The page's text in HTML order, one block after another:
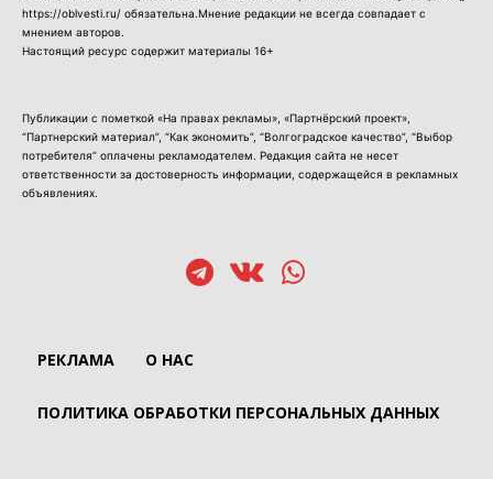
https://oblvesti.ru/ обязательна.Мнение редакции не всегда совпадает с
мнением авторов.
Настоящий ресурс содержит материалы 16+
Публикации с пометкой «На правах рекламы», «Партнёрский проект»,
“Партнерский материал”, “Как экономить”, “Волгоградское качество”, “Выбор
потребителя” оплачены рекламодателем. Редакция сайта не несет
ответственности за достоверность информации, содержащейся в рекламных
объявлениях.
РЕКЛАМА О НАС
ПОЛИТИКА ОБРАБОТКИ ПЕРСОНАЛЬНЫХ ДАННЫХ